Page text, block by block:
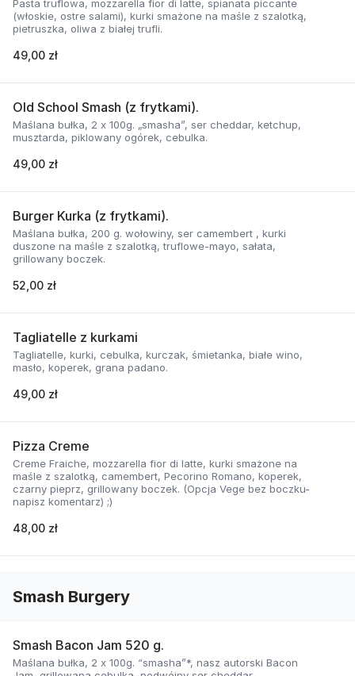
Pasta truflowa, mozzarella fior di latte, spianata piccante
(włoskie, ostre salami), kurki smażone na maśle z szalotką,
pietruszka, oliwa z białej trufli.
49,00 zł
Old School Smash (z frytkami).
Maślana bułka, 2 x 100g. „smasha”, ser cheddar, ketchup,
musztarda, piklowany ogórek, cebulka.
49,00 zł
Burger Kurka (z frytkami).
Maślana bułka, 200 g. wołowiny, ser camembert , kurki
duszone na maśle z szalotką, truflowe-mayo, sałata,
grillowany boczek.
52,00 zł
Tagliatelle z kurkami
Tagliatelle, kurki, cebulka, kurczak, śmietanka, białe wino,
masło, koperek, grana padano.
49,00 zł
Pizza Creme
Creme Fraiche, mozzarella fior di latte, kurki smażone na
maśle z szalotką, camembert, Pecorino Romano, koperek,
czarny pieprz, grillowany boczek. (Opcja Vege bez boczku-
napisz komentarz) ;)
48,00 zł
Smash Burgery
Smash Bacon Jam 520 g.
Maślana bułka, 2 x 100g. “smasha”*, nasz autorski Bacon